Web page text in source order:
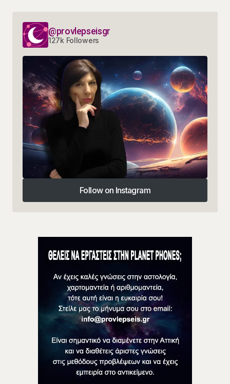
@provlepseisgr
127k Followers
Follow on Instagram
Follow on Instagram